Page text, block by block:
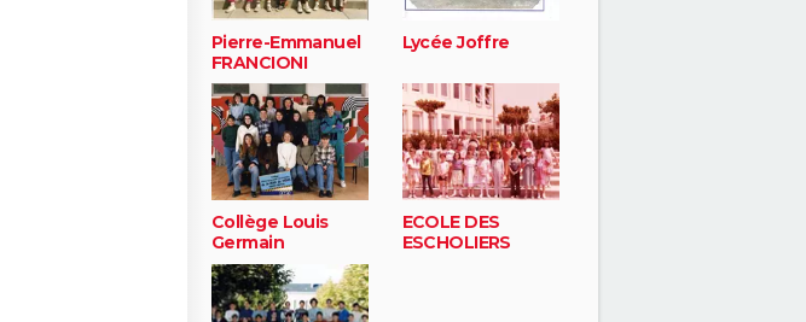
Pierre-Emmanuel
FRANCIONI
Lycée Joffre
Collège Louis
Germain
ECOLE DES
ESCHOLIERS